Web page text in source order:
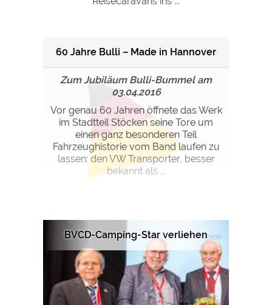
60 Jahre Bulli – Made in Hannover
Zum Jubiläum Bulli-Bummel am
03.04.2016
Vor genau 60 Jahren öffnete das Werk
im Stadtteil Stöcken seine Tore um
einen ganz besonderen Teil
Fahrzeughistorie vom Band laufen zu
lassen: den VW Transporter, besser
bekannt als ...
BVCD-Camping-Star verliehen